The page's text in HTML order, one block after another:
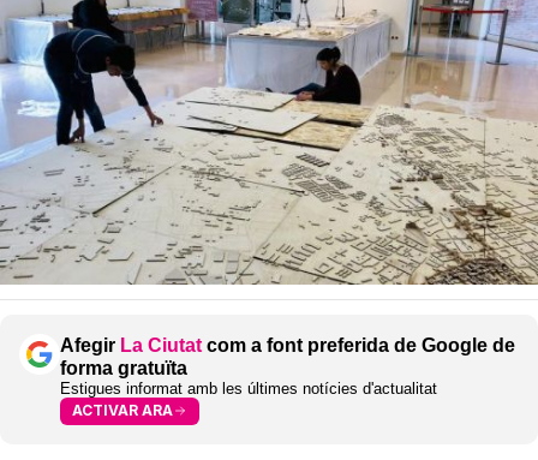
Afegir La Ciutat com a font preferida de Google de
forma gratuïta
Estigues informat amb les últimes notícies d'actualitat
ACTIVAR ARA